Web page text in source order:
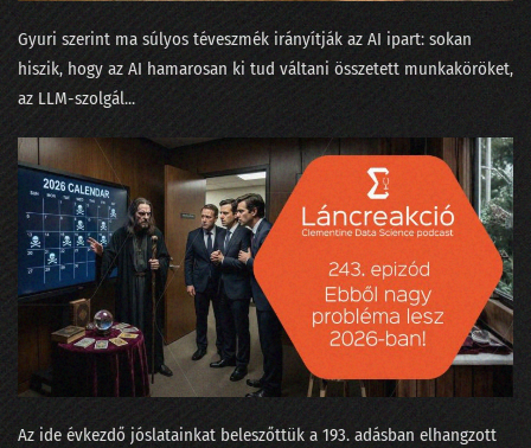
27. Humánus-e a személyzetis az adatbányában?
26. Média-értés adat-alapon, vagy miért podcastolunk?
23. Mikortól gyűlölik meg a matekot a gyerekek?
22. Kinek higgyünk - jövőkutatók vagy laikusok?
21. Trágya vagy olaj?
20. Ne mássz fára, mert elüt a villamos
19. Szárnyalj szabadon, szép adattudósom!
Gyuri szerint ma súlyos téveszmék irányítják az AI ipart: sokan
hiszik, hogy az AI hamarosan ki tud váltani összetett munkaköröket,
az LLM-szolgál...
Az ide évkezdő jóslatainkat beleszőttük a 193. adásban elhangzott